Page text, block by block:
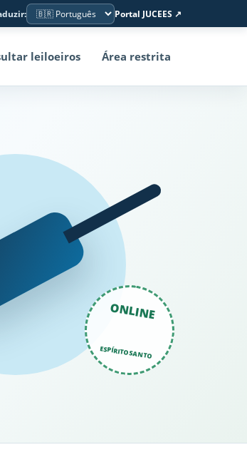
Portal JUCEES ↗
leiloeiros Área restrita
ONLINE
ESPÍRITO SANTO